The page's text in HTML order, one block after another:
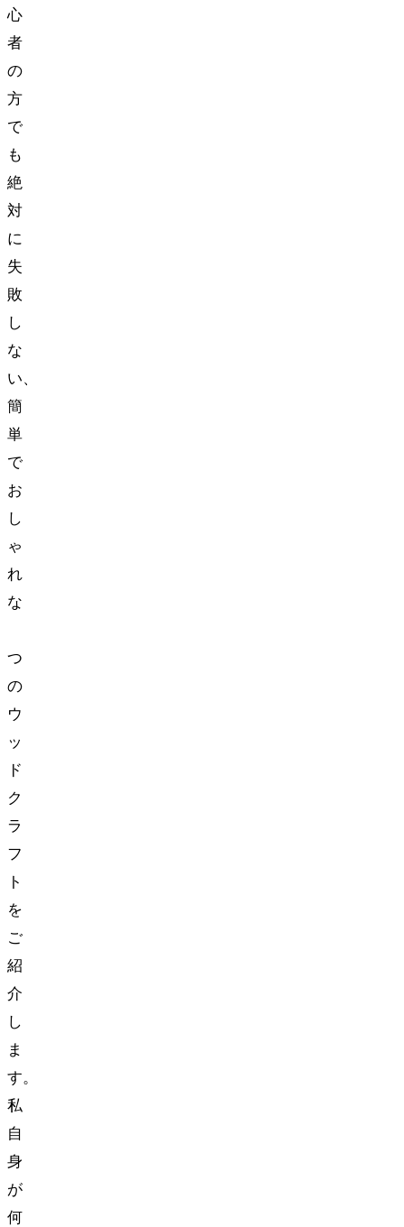
心
者
の
方
で
も
絶
対
に
失
敗
し
な
い、
簡
単
で
お
し
ゃ
れ
な
つ
の
ウ
ッ
ド
ク
ラ
フ
ト
を
ご
紹
介
し
ま
す。
私
自
身
が
何